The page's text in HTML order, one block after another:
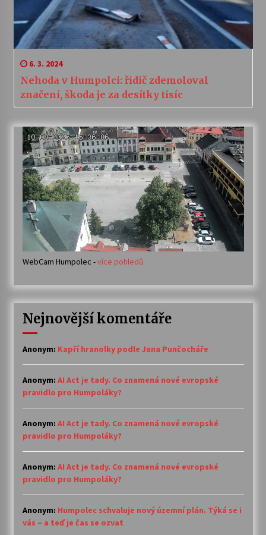
6. 3. 2024
Nehoda v Humpolci: řidič zdemoloval
značení, škoda je za desítky tisíc
WebCam Humpolec -více pohledů
Nejnovější komentáře
Anonym: Kapří hranolky podle Jana Punčocháře
Anonym: AI Act je tady. Co znamená nové evropské
pravidlo pro Humpoláky?
Anonym: AI Act je tady. Co znamená nové evropské
pravidlo pro Humpoláky?
Anonym: AI Act je tady. Co znamená nové evropské
pravidlo pro Humpoláky?
Anonym: Humpolec schvaluje nový územní plán. Týká se i
vás – a teď je čas se ozvat